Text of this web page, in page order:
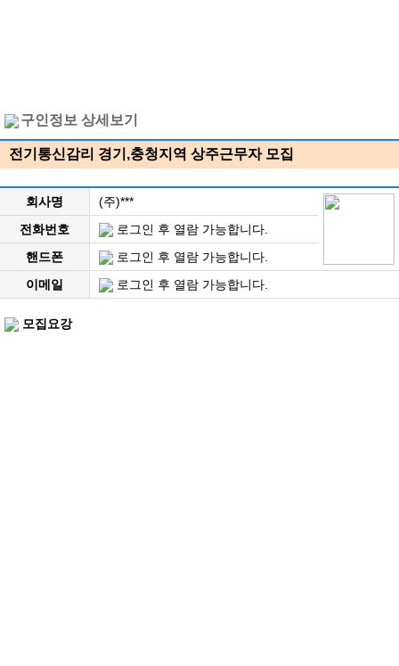
구인정보 상세보기
전기통신감리 경기,충청지역 상주근무자 모집
회사명
(주)***
전화번호
로그인 후 열람 가능합니다.
핸드폰
로그인 후 열람 가능합니다.
이메일
로그인 후 열람 가능합니다.
모집요강